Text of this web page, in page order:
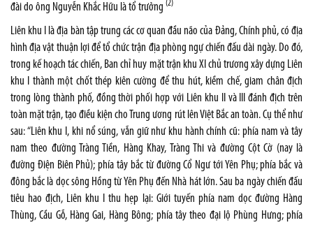
đài do ông Nguyễn Khắc Hữu là tổ trưởng (2)
Liên khu I là địa bàn tập trung các cơ quan đầu não của Đảng, Chính phủ, có địa
hình địa vật thuận lợi để tổ chức trận địa phòng ngự chiến đấu dài ngày. Do đó,
trong kế hoạch tác chiến, Ban chỉ huy mặt trận khu XI chủ trương xây dựng Liên
khu I thành một chốt thép kiên cường để thu hút, kiềm chế, giam chân địch
trong lòng thành phố, đồng thời phối hợp với Liên khu II và III đánh địch trên
toàn mặt trận, tạo điều kiện cho Trung ương rút lên Việt Bắc an toàn. Cụ thể như
sau: “Liên khu I, khi nổ súng, vẫn giữ như khu hành chính cũ: phía nam và tây
nam theo đường Tràng Tiền, Hàng Khay, Tràng Thi và đường Cột Cờ (nay là
đường Điện Biên Phủ); phía tây bắc từ đường Cổ Ngư tới Yên Phụ; phía bắc và
đông bắc là dọc sông Hồng từ Yên Phụ đến Nhà hát lớn. Sau ba ngày chiến đấu
tiêu hao địch, Liên khu I thu hẹp lại: Giới tuyến phía nam dọc đường Hàng
Thùng, Cầu Gỗ, Hàng Gai, Hàng Bông; phía tây theo đại lộ Phùng Hưng; phía